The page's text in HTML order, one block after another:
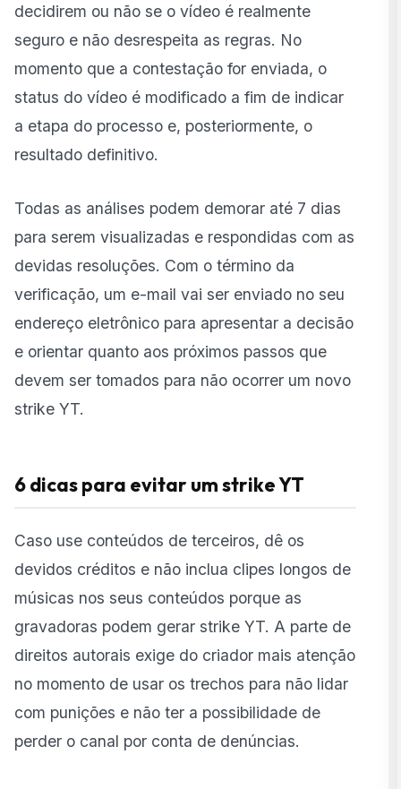
decidirem ou não se o vídeo é realmente
seguro e não desrespeita as regras. No
momento que a contestação for enviada, o
status do vídeo é modificado a fim de indicar
a etapa do processo e, posteriormente, o
resultado definitivo.
Todas as análises podem demorar até 7 dias
para serem visualizadas e respondidas com as
devidas resoluções. Com o término da
verificação, um e-mail vai ser enviado no seu
endereço eletrônico para apresentar a decisão
e orientar quanto aos próximos passos que
devem ser tomados para não ocorrer um novo
strike YT.
6 dicas para evitar um strike YT
Caso use conteúdos de terceiros, dê os
devidos créditos e não inclua clipes longos de
músicas nos seus conteúdos porque as
gravadoras podem gerar strike YT. A parte de
direitos autorais exige do criador mais atenção
no momento de usar os trechos para não lidar
com punições e não ter a possibilidade de
perder o canal por conta de denúncias.